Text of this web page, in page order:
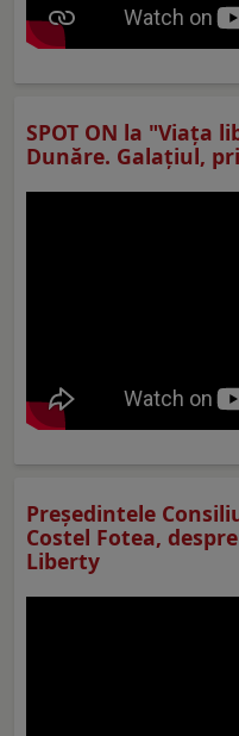
SPOT ON la "Viaţa
Dunăre. Galațiul,
Preşedintele
Costel Fotea,
Liberty